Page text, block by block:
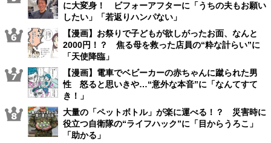
に大変身！ ビフォーアフターに「うちの夫もお願い
したい」「若返りハンパない」
【漫画】お祭りで子どもが欲しがったお面、なんと
2000円！？ 焦る母を救った店員の“粋な計らい”に
「天使降臨」
【漫画】電車でベビーカーの赤ちゃんに蹴られた男
性 怒ると思いきや…“意外な本音”に「なんてすて
き！」
大量の「ペットボトル」が楽に運べる！？ 災害時に
役立つ自衛隊の“ライフハック”に「目からうろこ」
「助かる」